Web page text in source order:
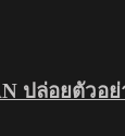
ปล่อยตัวอย่